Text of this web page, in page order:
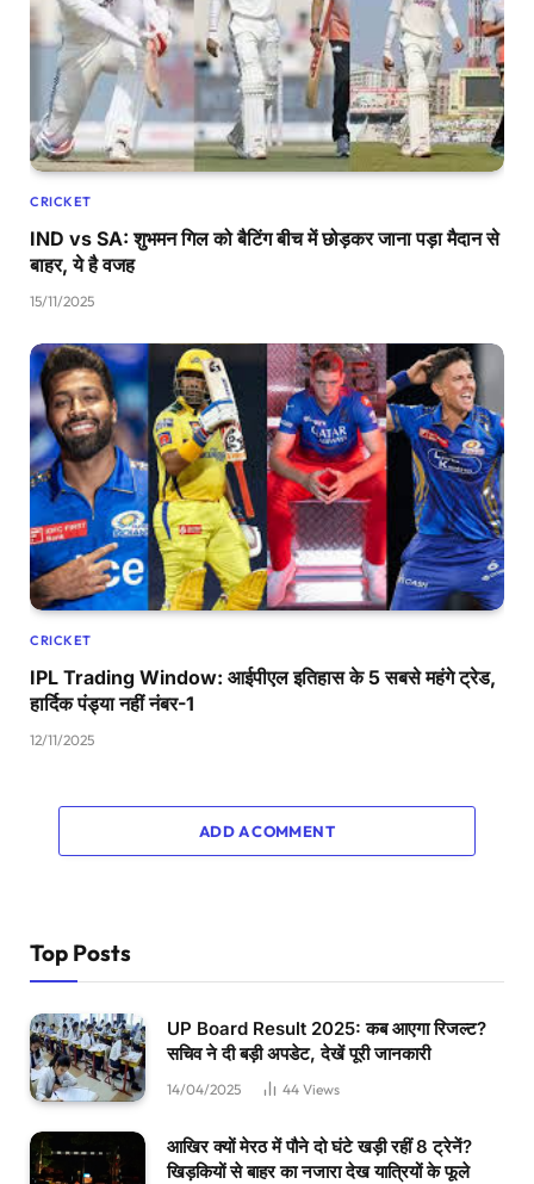
CRICKET
IND vs SA: शुभमन गिल को बैटिंग बीच में छोड़कर जाना पड़ा मैदान से
बाहर, ये है वजह
15/11/2025
CRICKET
IPL Trading Window: आईपीएल इतिहास के 5 सबसे महंगे ट्रेड,
हार्दिक पंड्या नहीं नंबर-1
12/11/2025
ADD A COMMENT
Top Posts
UP Board Result 2025: कब आएगा रिजल्ट?
सचिव ने दी बड़ी अपडेट, देखें पूरी जानकारी
14/04/2025 44 Views
आखिर क्यों मेरठ में पौने दो घंटे खड़ी रहीं 8 ट्रेनें?
खिड़कियों से बाहर का नजारा देख यात्रियों के फूले